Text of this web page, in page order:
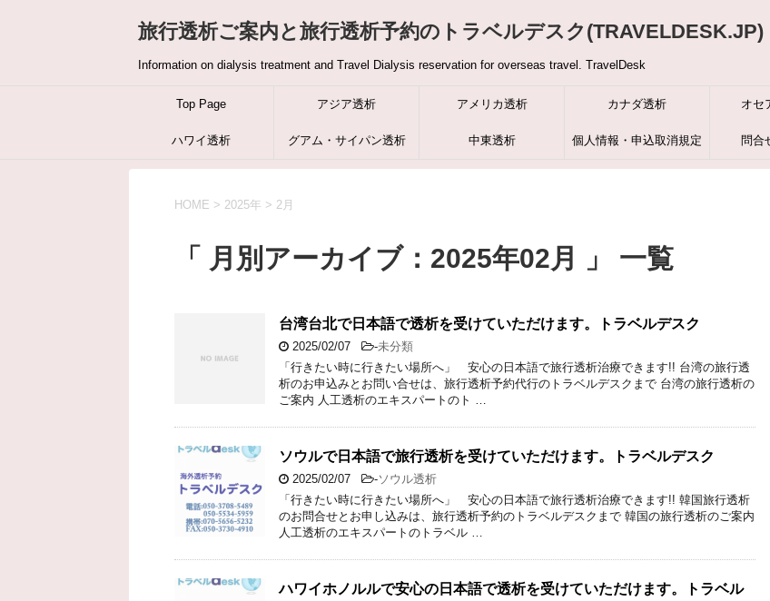
旅行透析ご案内と旅行透析予約のトラベルデスク(TRAVELDESK.JP)
Information on dialysis treatment and Travel Dialysis reservation for overseas travel. TravelDesk
Top Page アジア透析 アメリカ透析 カナダ透析 オセ
ハワイ透析 グアム・サイパン透析 中東透析 個人情報・申込取消規定 問合
HOME > 2025年 > 2月
「 月別アーカイブ：2025年02月 」 一覧
台湾台北で日本語で透析を受けていただけます。トラベルデスク
2025/02/07 -未分類
「行きたい時に行きたい場所へ」 安心の日本語で旅行透析治療できます!! 台湾の旅行透
析のお申込みとお問い合せは、旅行透析予約代行のトラベルデスクまで 台湾の旅行透析の
ご案内 人工透析のエキスパートのト …
ソウルで日本語で旅行透析を受けていただけます。トラベルデスク
2025/02/07 -ソウル透析
「行きたい時に行きたい場所へ」 安心の日本語で旅行透析治療できます!! 韓国旅行透析
のお問合せとお申し込みは、旅行透析予約のトラベルデスクまで 韓国の旅行透析のご案内
人工透析のエキスパートのトラベル …
ハワイホノルルで安心の日本語で透析を受けていただけます。トラベル